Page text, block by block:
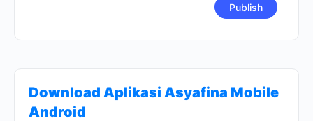
Download Aplikasi Asyafina Mobile
Android